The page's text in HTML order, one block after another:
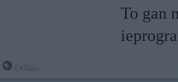
To gan